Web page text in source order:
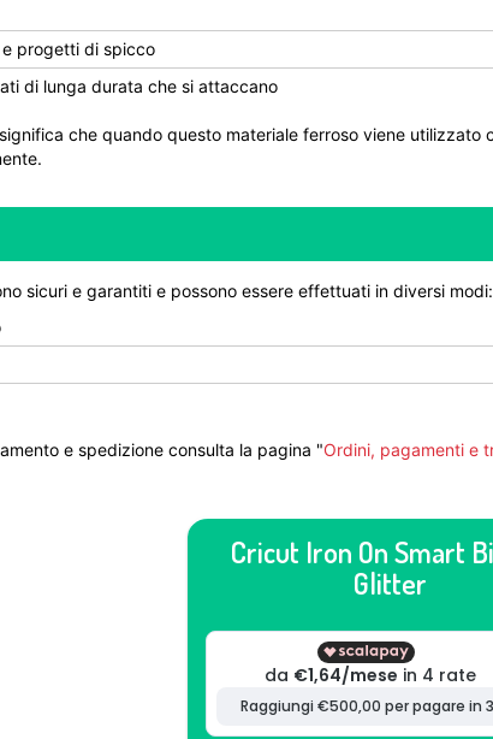
progetti di spicco
di lunga durata che si attaccano
che quando questo materiale ferroso viene
sicuri e garantiti e possono essere effettuati in diversi modi:
e spedizione consulta la pagina "Ordini, pagamenti e
Cricut Iron On Smart
Glitter